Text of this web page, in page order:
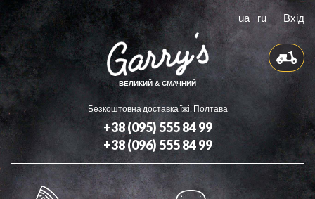
ua ru Вхід
ВЕЛИКИЙ & СМАЧНИЙ
Безкоштовна доставка їжі: Полтава
+38 (095) 555 84 99
+38 (096) 555 84 99
Доставка